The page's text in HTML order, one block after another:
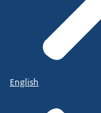
English